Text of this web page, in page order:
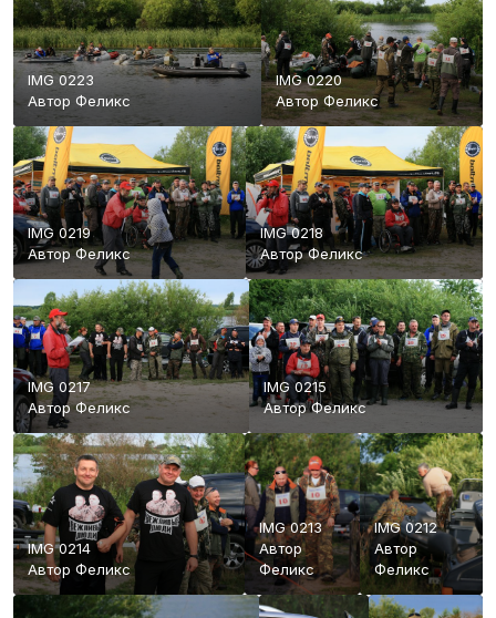
IMG 0223
Автор Феликс
IMG 0220
Автор Феликс
IMG 0219
АвторФеликс
IMG 0218
АвторФеликс
IMG 0217
АвторФеликс
IMG 0215
АвторФеликс
IMG 0214
Автор Феликс
IMG 0213
Автор
Феликс
IMG 0212
Автор
Феликс